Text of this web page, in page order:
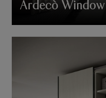
Ardecò